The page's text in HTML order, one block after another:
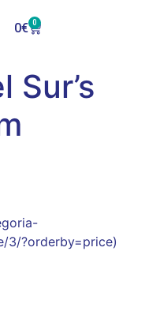
0€ 0
Sur’s
3/?orderby=price)